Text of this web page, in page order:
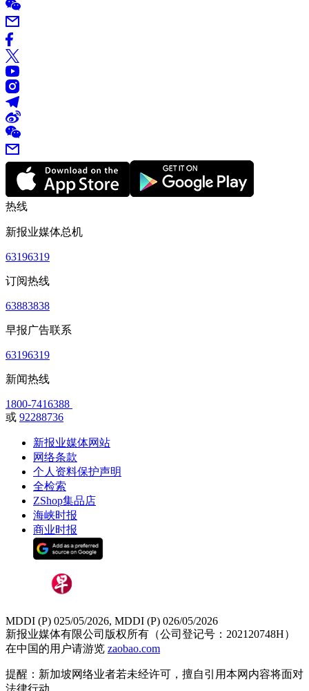
热线
新报业媒体总机
63196319
订阅热线
63883838
早报广告联系
63196319
新闻热线
1800-7416388
或 92288736
新报业媒体网站
网络条款
个人资料保护声明
全检索
ZShop集品店
海峡时报
商业时报
MDDI (P) 025/05/2026, MDDI (P) 026/05/2026
新报业媒体有限公司版权所有（公司登记号：202120748H）
在中国的用户请游览 zaobao.com
提醒：新加坡网络业者若未经许可，擅自引用本网内容将面对
法律行动。